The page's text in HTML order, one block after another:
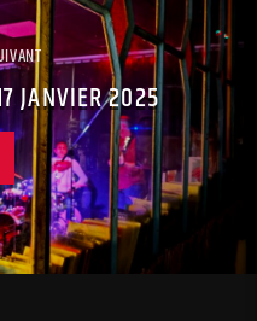
JANVIER 2025